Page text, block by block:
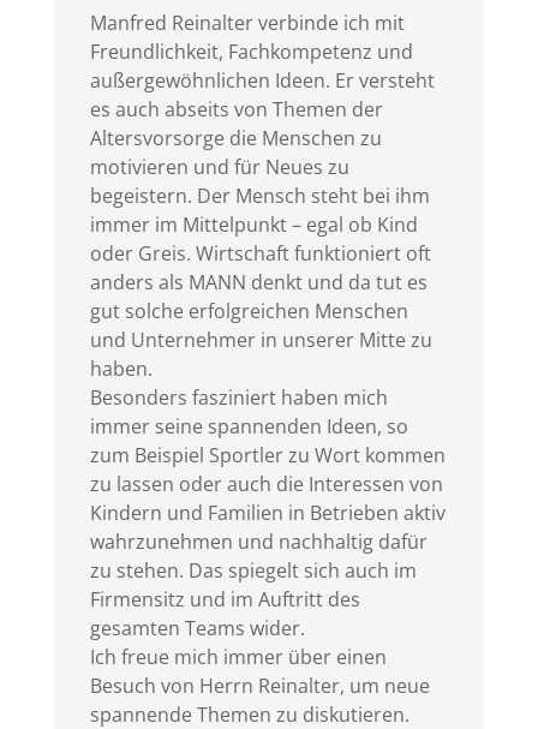
Manfred Reinalter verbinde ich mit
Freundlichkeit, Fachkompetenz und
außergewöhnlichen Ideen. Er versteht
es auch abseits von Themen der
Altersvorsorge die Menschen zu
motivieren und für Neues zu
begeistern. Der Mensch steht bei ihm
immer im Mittelpunkt – egal ob Kind
oder Greis. Wirtschaft funktioniert oft
anders als MANN denkt und da tut es
gut solche erfolgreichen Menschen
und Unternehmer in unserer Mitte zu
haben.
Besonders fasziniert haben mich
immer seine spannenden Ideen, so
zum Beispiel Sportler zu Wort kommen
zu lassen oder auch die Interessen von
Kindern und Familien in Betrieben aktiv
wahrzunehmen und nachhaltig dafür
zu stehen. Das spiegelt sich auch im
Firmensitz und im Auftritt des
gesamten Teams wider.
Ich freue mich immer über einen
Besuch von Herrn Reinalter, um neue
spannende Themen zu diskutieren.